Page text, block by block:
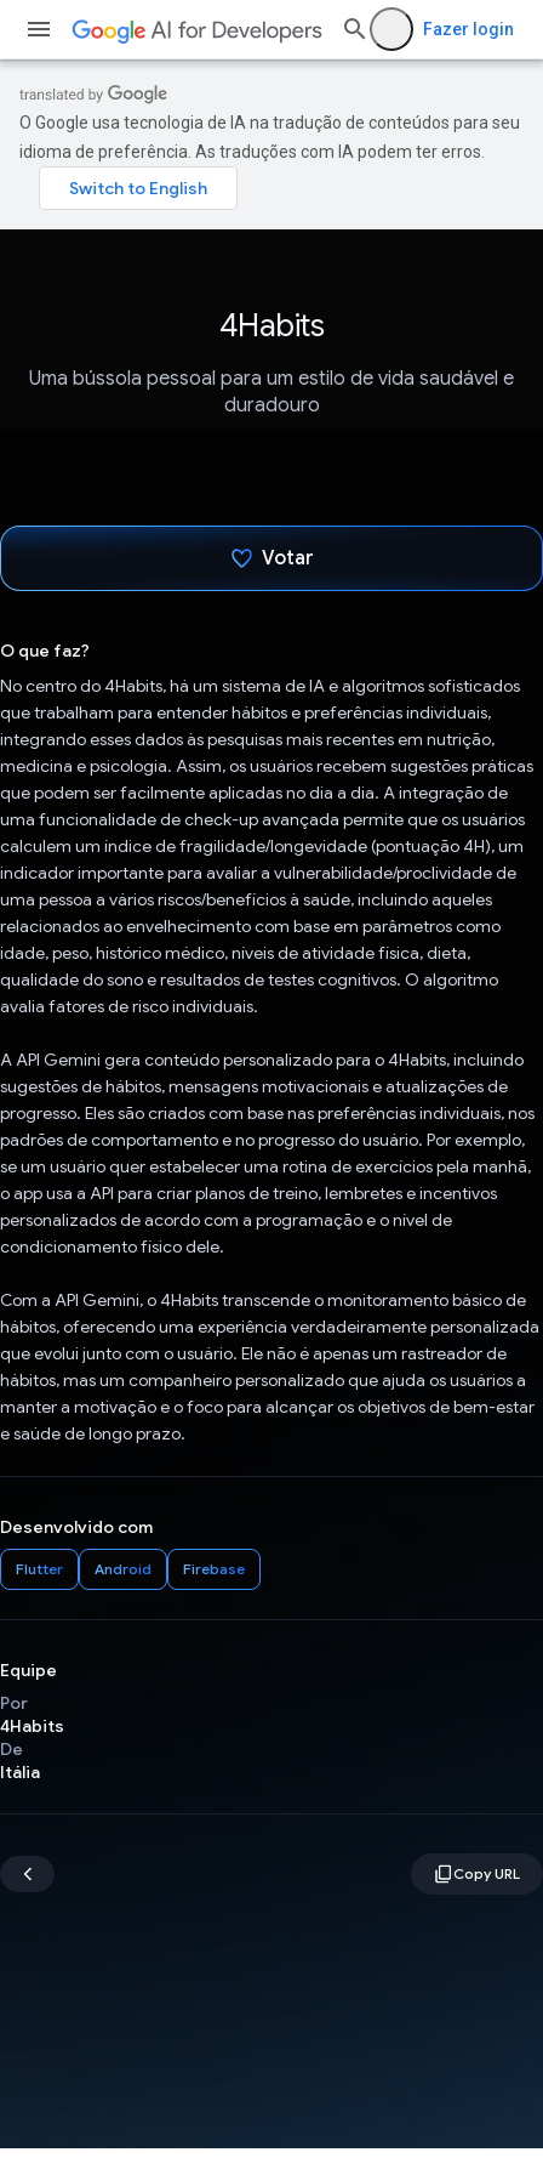
Fazer login
O Google usa tecnologia de IA na tradução de conteúdos para seu
idioma de preferência. As traduções com IA podem ter erros.
4Habits
Uma bússola pessoal para um estilo de vida saudável e
duradouro
Votar
O que faz?
No centro do 4Habits, há um sistema de IA e algoritmos sofisticados
que trabalham para entender hábitos e preferências individuais,
integrando esses dados às pesquisas mais recentes em nutrição,
medicina e psicologia. Assim, os usuários recebem sugestões práticas
que podem ser facilmente aplicadas no dia a dia. A integração de
uma funcionalidade de check-up avançada permite que os usuários
calculem um índice de fragilidade/longevidade (pontuação 4H), um
indicador importante para avaliar a vulnerabilidade/proclividade de
uma pessoa a vários riscos/benefícios à saúde, incluindo aqueles
relacionados ao envelhecimento com base em parâmetros como
idade, peso, histórico médico, níveis de atividade física, dieta,
qualidade do sono e resultados de testes cognitivos. O algoritmo
avalia fatores de risco individuais.
A API Gemini gera conteúdo personalizado para o 4Habits, incluindo
sugestões de hábitos, mensagens motivacionais e atualizações de
progresso. Eles são criados com base nas preferências individuais, nos
padrões de comportamento e no progresso do usuário. Por exemplo,
se um usuário quer estabelecer uma rotina de exercícios pela manhã,
o app usa a API para criar planos de treino, lembretes e incentivos
personalizados de acordo com a programação e o nível de
condicionamento físico dele.
Com a API Gemini, o 4Habits transcende o monitoramento básico de
hábitos, oferecendo uma experiência verdadeiramente personalizada
que evolui junto com o usuário. Ele não é apenas um rastreador de
hábitos, mas um companheiro personalizado que ajuda os usuários a
manter a motivação e o foco para alcançar os objetivos de bem-estar
e saúde de longo prazo.
Desenvolvido com
Flutter Android Firebase
Equipe
Por
4Habits
De
Itália